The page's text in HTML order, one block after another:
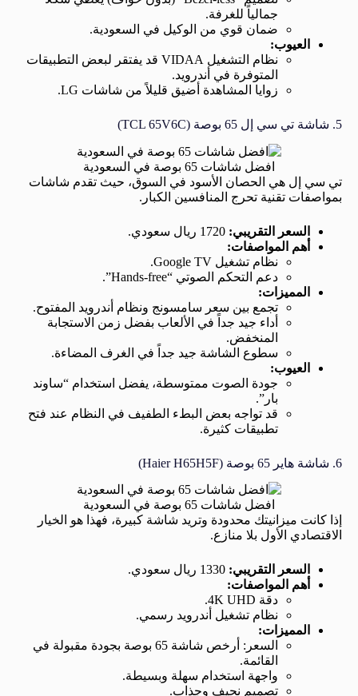
جمالياً للغرفة.
ضمان قوي من الوكيل في السعودية.
العيوب:
نظام التشغيل VIDAA قد يفتقر لبعض التطبيقات
المتوفرة في أندرويد.
زوايا المشاهدة أضيق قليلاً من شاشات LG.
5. شاشة تي سي إل 65 بوصة (TCL 65V6C)
افضل شاشات 65 بوصة في السعودية
تي سي إل هي الحصان الأسود في السوق، حيث تقدم شاشات
بمواصفات تقنية تحرج المنافسين الكبار.
السعر التقريبي:
أهم المواصفات:
نظام تشغيل Google TV.
دعم التحكم الصوتي “Hands-free”.
المميزات:
تجمع بين سعر سامسونج ونظام أندرويد المفتوح.
أداء جيد جداً في الألعاب بفضل زمن الاستجابة
المنخفض.
سطوع الشاشة جيد جداً في الغرف المضاءة.
العيوب:
جودة الصوت ممتوسطة، يفضل استخدام “ساوند
بار”.
قد تواجه بعض البطء الطفيف في النظام عند فتح
تطبيقات كثيرة.
6. شاشة هاير 65 بوصة (Haier H65H5F)
افضل شاشات 65 بوصة في السعودية
إذا كانت ميزانيتك محدودة وتريد شاشة كبيرة، فهذا هو الخيار
الاقتصادي الأول بلا منازع.
السعر التقريبي:
أهم المواصفات:
دقة 4K UHD.
نظام تشغيل أندرويد رسمي.
المميزات:
السعر: أرخص شاشة 65 بوصة بجودة مقبولة في
القائمة.
واجهة استخدام سهلة وبسيطة.
تصميم نحيف وجذاب.